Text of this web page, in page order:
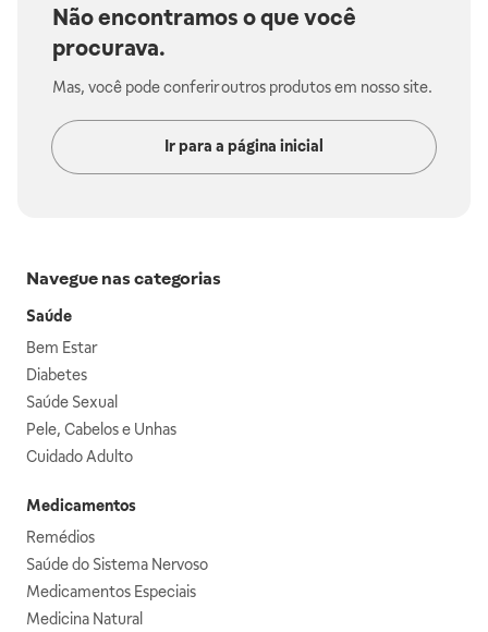
Não encontramos o que você
procurava.
Mas, você pode conferir outros produtos em nosso site.
Ir para a página inicial
Navegue nas categorias
Saúde
Bem Estar
Diabetes
Saúde Sexual
Pele, Cabelos e Unhas
Cuidado Adulto
Medicamentos
Remédios
Saúde do Sistema Nervoso
Medicamentos Especiais
Medicina Natural